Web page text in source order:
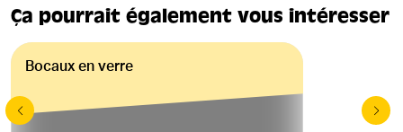
Ça pourrait également vous intéresser
Bocaux en verre